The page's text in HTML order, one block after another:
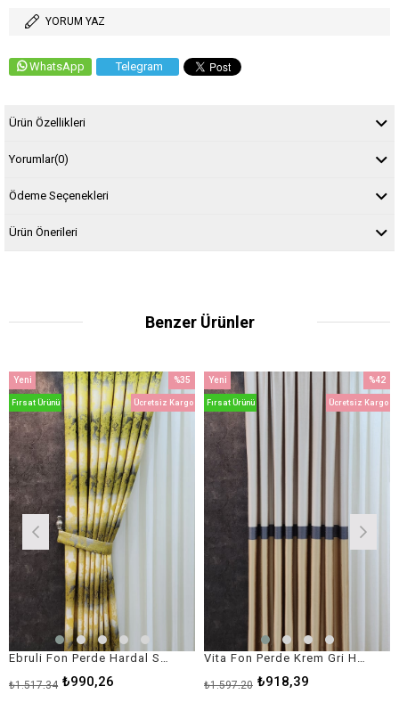
YORUM YAZ
WhatsApp Telegram
Ürün Özellikleri
Yorumlar(0)
Ödeme Seçenekleri
Ürün Önerileri
Benzer Ürünler
₺990,26
₺1.517,34
%35
İndirim
Ücretsiz Kargo
Yeni
Ürün
Fırsat Ürünü
₺918,39
₺1.597,20
%42
İndirim
Ücretsiz Kargo
Yeni
Ürün
Fırsat Ürünü